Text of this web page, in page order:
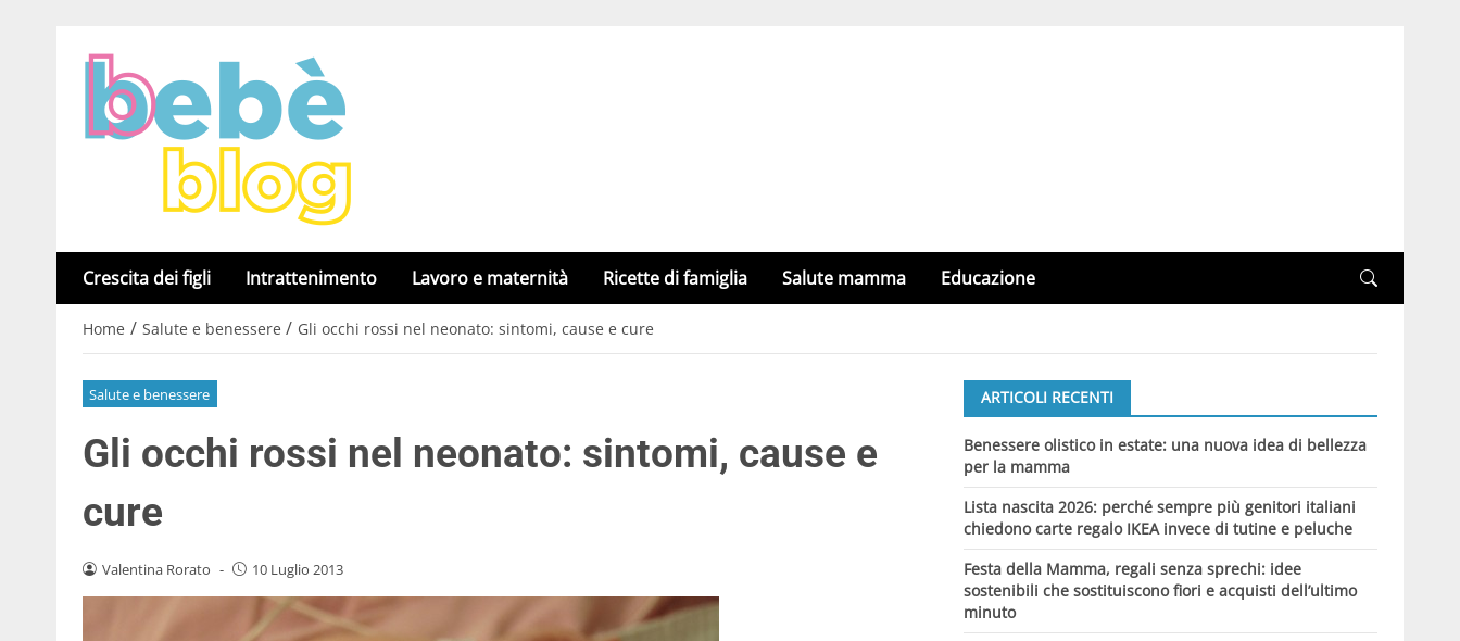
Crescita dei figli Intrattenimento Lavoro e maternità Ricette di famiglia Salute mamma Educazione
Home / Salute e benessere / Gli occhi rossi nel neonato: sintomi, cause e cure
Salute e benessere
Gli occhi rossi nel neonato: sintomi, cause e
cure
Valentina Rorato - 10 Luglio 2013
ARTICOLI RECENTI
Benessere olistico in estate: una nuova idea di bellezza
per la mamma
Lista nascita 2026: perché sempre più genitori italiani
chiedono carte regalo IKEA invece di tutine e peluche
Festa della Mamma, regali senza sprechi: idee
sostenibili che sostituiscono fiori e acquisti dell’ultimo
minuto